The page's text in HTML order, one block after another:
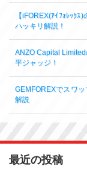
【iFOREX(ｱｲﾌｫﾚｯｸ
ハッキリ解説！
ANZO Capital
平ジャッジ！
GEMFOREXでスワ
解説
最近の投稿